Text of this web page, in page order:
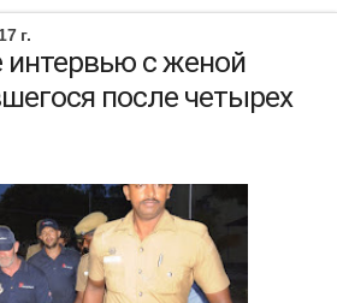
г.
с женой
после четырех